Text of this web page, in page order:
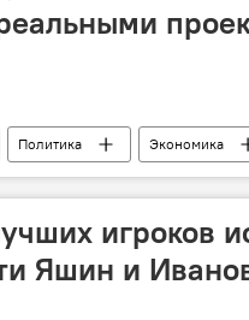
Политика Экономика
Чавушоглу TAP
игроков
Яшин и